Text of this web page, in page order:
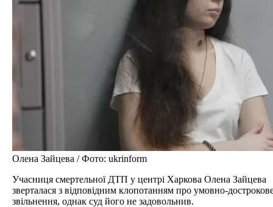
Олена Зайцева / Фото: ukrinform
Учасниця смертельної ДТП у центрі Харкова Олена Зайцева
зверталася з відповідним клопотанням про умовно-
звільнення, однак суд його не задовольнив.